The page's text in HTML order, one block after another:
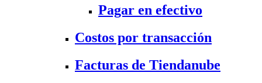
Pagar en efectivo
Costos por transacción
Facturas de Tiendanube